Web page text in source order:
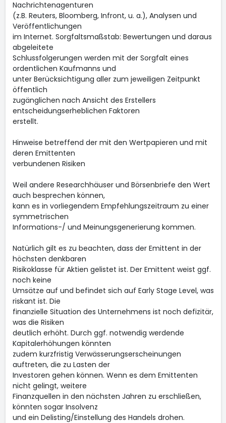
Nachrichtenagenturen
(z.B. Reuters, Bloomberg, Infront, u. a.), Analysen und
Veröffentlichungen
im Internet. Sorgfaltsmaßstab: Bewertungen und daraus
abgeleitete
Schlussfolgerungen werden mit der Sorgfalt eines
ordentlichen Kaufmanns und
unter Berücksichtigung aller zum jeweiligen Zeitpunkt
öffentlich
zugänglichen nach Ansicht des Erstellers
entscheidungserheblichen Faktoren
erstellt.
Hinweise betreffend der mit den Wertpapieren und mit
deren Emittenten
verbundenen Risiken
Weil andere Researchhäuser und Börsenbriefe den Wert
auch besprechen können,
kann es in vorliegendem Empfehlungszeitraum zu einer
symmetrischen
Informations-/ und Meinungsgenerierung kommen.
Natürlich gilt es zu beachten, dass der Emittent in der
höchsten denkbaren
Risikoklasse für Aktien gelistet ist. Der Emittent weist ggf.
noch keine
Umsätze auf und befindet sich auf Early Stage Level, was
riskant ist. Die
finanzielle Situation des Unternehmens ist noch defizitär,
was die Risiken
deutlich erhöht. Durch ggf. notwendig werdende
Kapitalerhöhungen könnten
zudem kurzfristig Verwässerungserscheinungen
auftreten, die zu Lasten der
Investoren gehen können. Wenn es dem Emittenten
nicht gelingt, weitere
Finanzquellen in den nächsten Jahren zu erschließen,
könnten sogar Insolvenz
und ein Delisting/Einstellung des Handels drohen.